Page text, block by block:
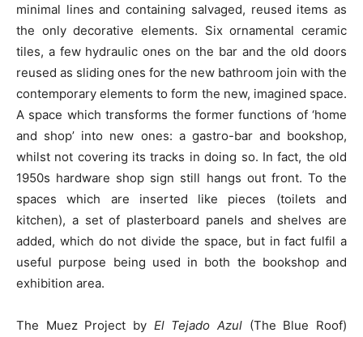
minimal lines and containing salvaged, reused items as
the only decorative elements. Six ornamental ceramic
tiles, a few hydraulic ones on the bar and the old doors
reused as sliding ones for the new bathroom join with the
contemporary elements to form the new, imagined space.
A space which transforms the former functions of ‘home
and shop’ into new ones: a gastro-bar and bookshop,
whilst not covering its tracks in doing so. In fact, the old
1950s hardware shop sign still hangs out front. To the
spaces which are inserted like pieces (toilets and
kitchen), a set of plasterboard panels and shelves are
added, which do not divide the space, but in fact fulfil a
useful purpose being used in both the bookshop and
exhibition area.
The Muez Project by El Tejado Azul (The Blue Roof)